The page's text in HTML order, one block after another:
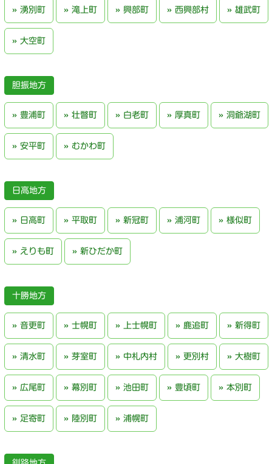
湧別町 滝上町 興部町 西興部村 雄武町
大空町
胆振地方
豊浦町 壮瞥町 白老町 厚真町 洞爺湖町
安平町 むかわ町
日高地方
日高町 平取町 新冠町 浦河町 様似町
えりも町 新ひだか町
十勝地方
音更町 士幌町 上士幌町 鹿追町 新得町
清水町 芽室町 中札内村 更別村 大樹町
広尾町 幕別町 池田町 豊頃町 本別町
足寄町 陸別町 浦幌町